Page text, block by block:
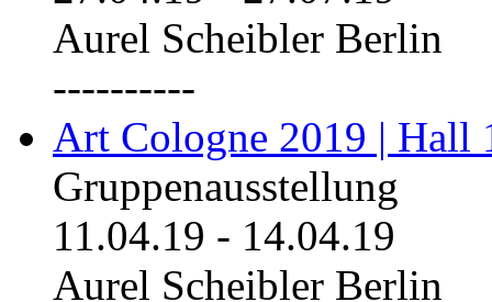
Aurel Scheibler Berlin
----------
Art Cologne 2019 | Hall
Gruppenausstellung
11.04.19 - 14.04.19
Aurel Scheibler Berlin